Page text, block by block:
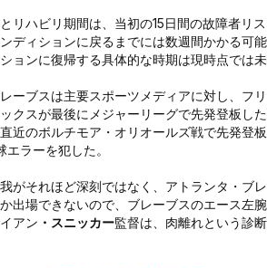
リハビリ期間は、当初の15日間の故障者リ
ディションに戻るまでには数週間かかる可
ョンに復帰する具体的な時期は現時点では未
ーブスは主要スポーツメディアに対し、フ
クスが最後にメジャーリーグで先発登板し
近のボルチモア・オリオールズ戦で先発登
ラーを犯した。
がそれほど深刻ではなく、アトランタ・ブ
出場できないので、ブレーブスのエース左
アン ・スニッカー監督は、肉離れという診